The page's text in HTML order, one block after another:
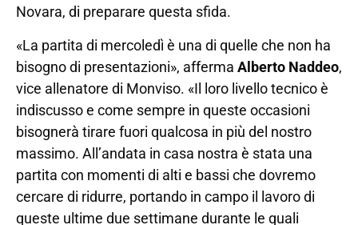
Novara, di preparare questa sfida.
«La partita di mercoledì è una di quelle che non ha
bisogno di presentazioni», afferma Alberto Naddeo,
vice allenatore di Monviso. «Il loro livello tecnico è
indiscusso e come sempre in queste occasioni
bisognerà tirare fuori qualcosa in più del nostro
massimo. All’andata in casa nostra è stata una
partita con momenti di alti e bassi che dovremo
cercare di ridurre, portando in campo il lavoro di
queste ultime due settimane durante le quali